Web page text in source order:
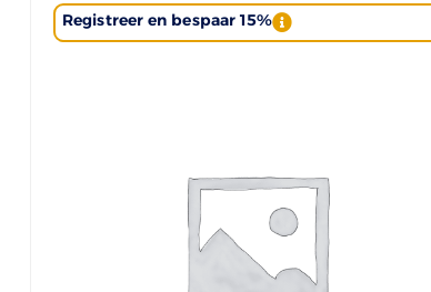
Registreer en bespaar 15%